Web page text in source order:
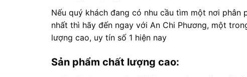
Nếu quý khách đang có nhu cầu tìm một nơi phân
nhất thì hãy đến ngay với An Chi Phương, một
lượng cao, uy tín số 1 hiện nay
Sản phẩm chất lượng cao: